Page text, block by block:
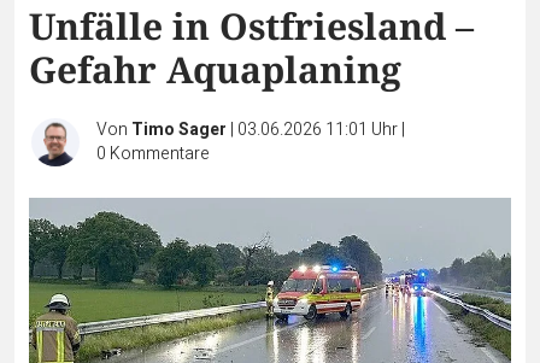
Unfälle in Ostfriesland –
Gefahr Aquaplaning
Von Timo Sager | 03.06.2026 11:01 Uhr|
0 Kommentare